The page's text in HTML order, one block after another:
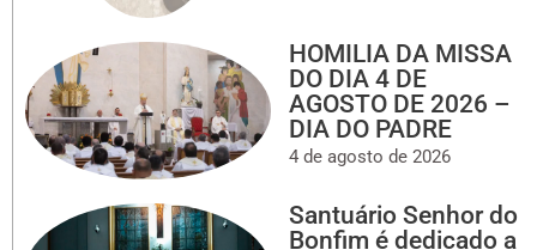
HOMILIA DA MISSA
DO DIA 4 DE
AGOSTO DE 2026 –
DIA DO PADRE
4 de agosto de 2026
Santuário Senhor do
Bonfim é dedicado a